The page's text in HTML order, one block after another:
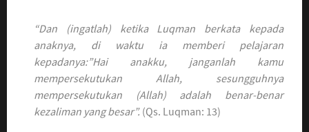
“Dan (ingatlah) ketika Luqman berkata kepada
anaknya, di waktu ia memberi pelajaran
kepadanya:”Hai anakku, janganlah kamu
mempersekutukan Allah, sesungguhnya
mempersekutukan (Allah) adalah benar-benar
kezaliman yang besar”. (Qs. Luqman: 13)